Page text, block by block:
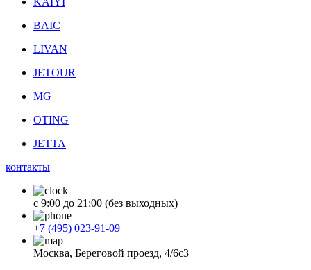
BAIC
LIVAN
JETOUR
MG
OTING
JETTA
контакты
с 9:00 до 21:00 (без выходных)
+7 (495) 023-91-09
Москва, Береговой проезд, 4/6с3